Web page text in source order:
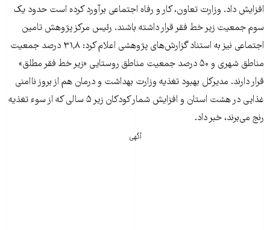
افزایش داد. وزارت تعاون، کار و رفاه اجتماعی برآورد کرده است حدود یک
سوم جمعیت زیر خط فقر قرار داشته باشند. رئیس مرکز پژوهش تامین
اجتماعی نیز به استناد گزارش‌های پژوهشی اعلام کرد: ۳۱,۸ درصد جمعیت
مناطق شهری و ۵۰ درصد جمعیت مناطق روستایی «زیر خط فقر مطلق»
قرار دارند. مدیرکل بهبود تغذیه وزارت بهداشت و درمان هم از بروز ناامنی
غذایی در هشت استان و افزایش شمار کودکان زیر ۵ سالی که از سوء تغذیه
رنج می‌برند، خبر داد.
آگهی